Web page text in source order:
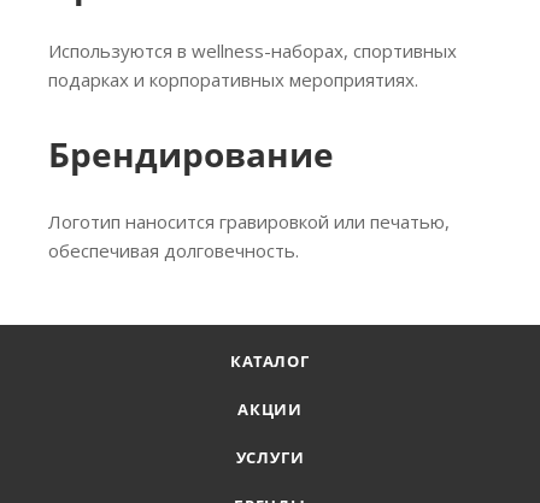
Используются в wellness-наборах, спортивных
подарках и корпоративных мероприятиях.
Брендирование
Логотип наносится гравировкой или печатью,
обеспечивая долговечность.
КАТАЛОГ
АКЦИИ
УСЛУГИ